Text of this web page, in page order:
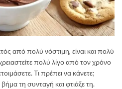
από πολύ νόστιμη, είναι και πολύ
πολύ λίγο από τον χρόνο
Τι πρέπει να κάνετε;
τη συνταγή και φτιάξε τη.